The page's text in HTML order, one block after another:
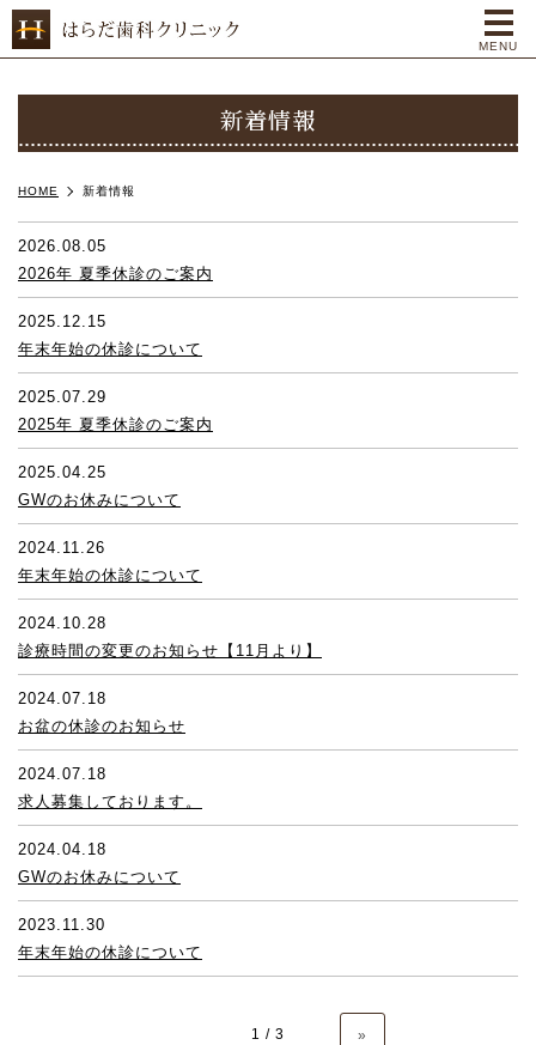
MENU
新着情報
HOME 新着情報
2026.08.05
2026年 夏季休診のご案内
2025.12.15
年末年始の休診について
2025.07.29
2025年 夏季休診のご案内
2025.04.25
GWのお休みについて
2024.11.26
年末年始の休診について
2024.10.28
診療時間の変更のお知らせ【11月より】
2024.07.18
お盆の休診のお知らせ
2024.07.18
求人募集しております。
2024.04.18
GWのお休みについて
2023.11.30
年末年始の休診について
1 / 3 »